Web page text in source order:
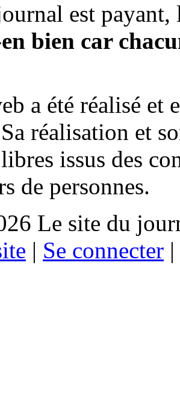
est payant,
bien car
a été réalisé et
réalisation et
issus des
de personnes.
Le site du
| Se connecter |